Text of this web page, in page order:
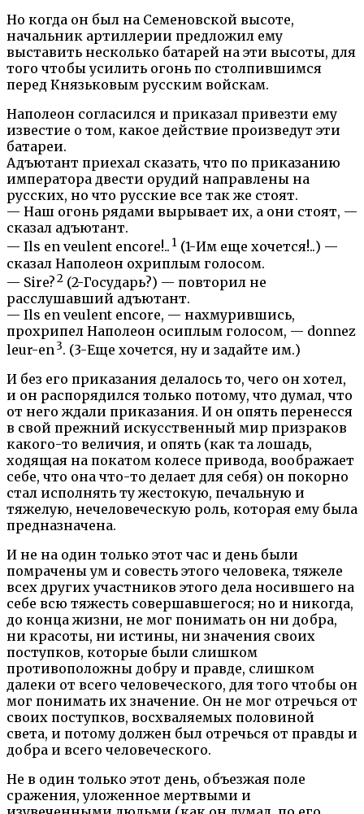
Но когда он был на Семеновской высоте,
начальник артиллерии предложил ему
выставить несколько батарей на эти высоты, для
того чтобы усилить огонь по столпившимся
перед Князьковым русским войскам.
Наполеон согласился и приказал привезти ему
известие о том, какое действие произведут эти
батареи.
Адъютант приехал сказать, что по приказанию
императора двести орудий направлены на
русских, но что русские все так же стоят.
— Наш огонь рядами вырывает их, а они стоят, —
сказал адъютант.
— Ils en veulent encore!.. 1 (1-Им еще хочется!..) —
сказал Наполеон охриплым голосом.
— Sire?2 (2-Государь?) — повторил не
расслушавший адъютант.
— Ils en veulent encore, — нахмурившись,
прохрипел Наполеон осиплым голосом, — donnez
leur-en3. (3-Еще хочется, ну и задайте им.)
И без его приказания делалось то, чего он хотел,
и он распорядился только потому, что думал, что
от него ждали приказания. И он опять перенесся
в свой прежний искусственный мир призраков
какого-то величия, и опять (как та лошадь,
ходящая на покатом колесе привода, воображает
себе, что она что-то делает для себя) он покорно
стал исполнять ту жестокую, печальную и
тяжелую, нечеловеческую роль, которая ему была
предназначена.
И не на один только этот час и день были
помрачены ум и совесть этого человека, тяжеле
всех других участников этого дела носившего на
себе всю тяжесть совершавшегося; но и никогда,
до конца жизни, не мог понимать он ни добра,
ни красоты, ни истины, ни значения своих
поступков, которые были слишком
противоположны добру и правде, слишком
далеки от всего человеческого, для того чтобы он
мог понимать их значение. Он не мог отречься от
своих поступков, восхваляемых половиной
света, и потому должен был отречься от правды и
добра и всего человеческого.
Не в один только этот день, объезжая поле
сражения, уложенное мертвыми и